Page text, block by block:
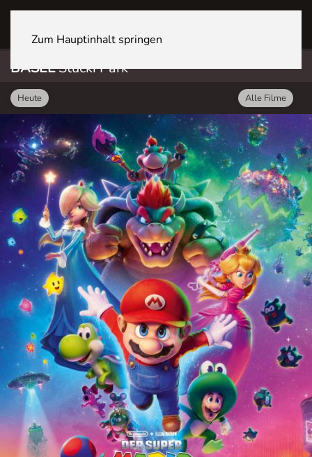
Zum Hauptinhalt springen
BASELStücki Park
Heute Alle Filme